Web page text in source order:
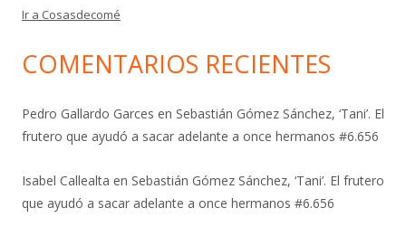
Ir a Cosasdecomé
COMENTARIOS RECIENTES
Pedro Gallardo Garces en Sebastián Gómez Sánchez, ‘Tani’. El
frutero que ayudó a sacar adelante a once hermanos #6.656
Isabel Callealta en Sebastián Gómez Sánchez, ‘Tani’. El frutero
que ayudó a sacar adelante a once hermanos #6.656